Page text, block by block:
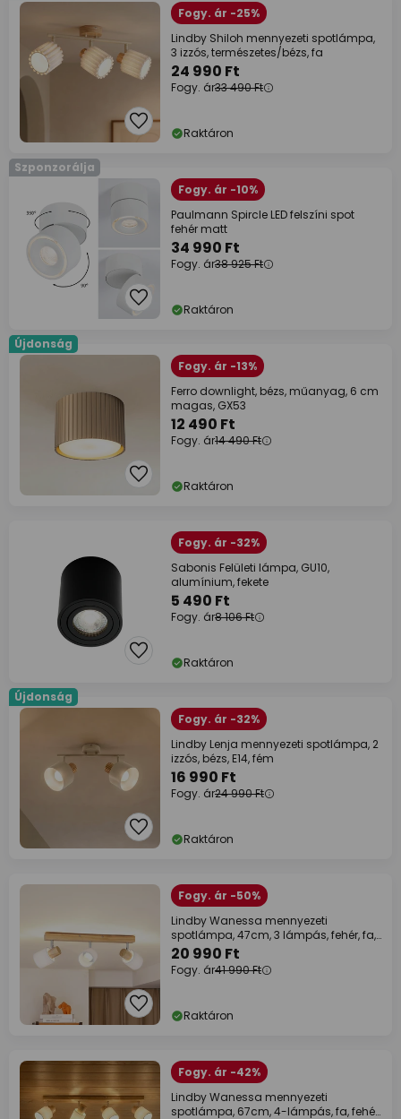
Fogy. ár -25%
Lindby Shiloh mennyezeti spotlámpa,
3 izzós, természetes/bézs, fa
24 990 Ft
Fogy. ár33 490 Ft
Raktáron
Szponzorálja
Fogy. ár -10%
Paulmann Spircle LED felszíni spot
fehér matt
34 990 Ft
Fogy. ár38 925 Ft
Raktáron
Újdonság
Fogy. ár -13%
Ferro downlight, bézs, műanyag, 6 cm
magas, GX53
12 490 Ft
Fogy. ár14 490 Ft
Raktáron
Fogy. ár -32%
Sabonis Felületi lámpa, GU10,
alumínium, fekete
5 490 Ft
Fogy. ár8 106 Ft
Raktáron
Újdonság
Fogy. ár -32%
Lindby Lenja mennyezeti spotlámpa, 2
izzós, bézs, E14, fém
16 990 Ft
Fogy. ár24 990 Ft
Raktáron
Fogy. ár -50%
Lindby Wanessa mennyezeti
spotlámpa, 47cm, 3 lámpás, fehér, fa,
E14
20 990 Ft
Fogy. ár41 990 Ft
Raktáron
Fogy. ár -42%
Lindby Wanessa mennyezeti
spotlámpa, 67cm, 4-lámpás, fa, fehér,